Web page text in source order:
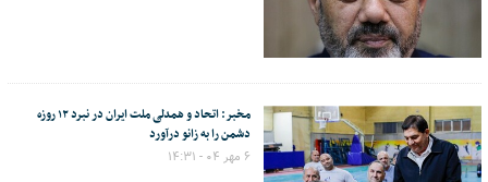
مخبر: اتحاد و همدلی ملت ایران در نبرد ۱۲ روزه
دشمن را به زانو درآورد
۶ مهر ۰۴ - ۱۴:۳۱